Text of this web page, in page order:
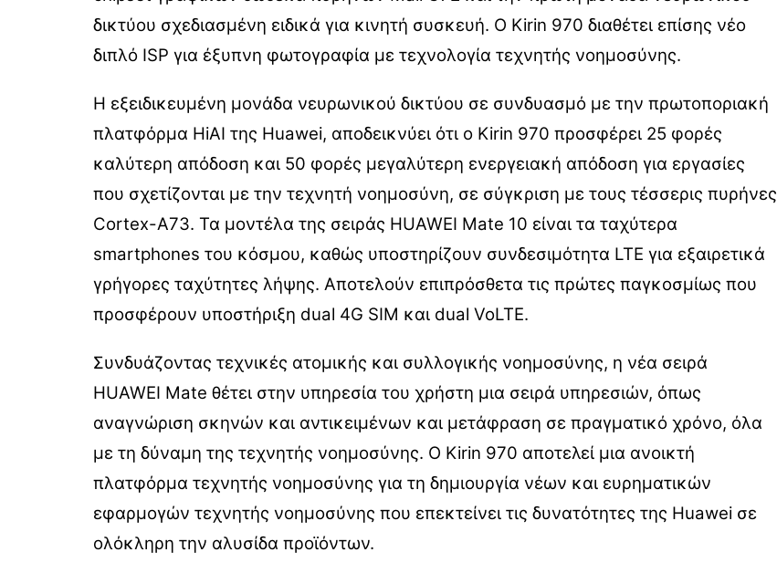
δικτύου σχεδιασμένη ειδικά για κινητή συσκευή. Ο Kirin 970 διαθέτει επίσης νέο
διπλό ISP για έξυπνη φωτογραφία με τεχνολογία τεχνητής νοημοσύνης.
Η εξειδικευμένη μονάδα νευρωνικού δικτύου σε συνδυασμό με την πρωτοποριακή
πλατφόρμα HiAI της Huawei, αποδεικνύει ότι ο Kirin 970 προσφέρει 25 φορές
καλύτερη απόδοση και 50 φορές μεγαλύτερη ενεργειακή απόδοση για εργασίες
που σχετίζονται με την τεχνητή νοημοσύνη, σε σύγκριση με τους τέσσερις πυρήνες
Cortex-A73. Τα μοντέλα της σειράς HUAWEI Mate 10 είναι τα ταχύτερα
smartphones του κόσμου, καθώς υποστηρίζουν συνδεσιμότητα LTE για εξαιρετικά
γρήγορες ταχύτητες λήψης. Αποτελούν επιπρόσθετα τις πρώτες παγκοσμίως που
προσφέρουν υποστήριξη dual 4G SIM και dual VoLTE.
Συνδυάζοντας τεχνικές ατομικής και συλλογικής νοημοσύνης, η νέα σειρά
HUAWEI Mate θέτει στην υπηρεσία του χρήστη μια σειρά υπηρεσιών, όπως
αναγνώριση σκηνών και αντικειμένων και μετάφραση σε πραγματικό χρόνο, όλα
με τη δύναμη της τεχνητής νοημοσύνης. Ο Kirin 970 αποτελεί μια ανοικτή
πλατφόρμα τεχνητής νοημοσύνης για τη δημιουργία νέων και ευρηματικών
εφαρμογών τεχνητής νοημοσύνης που επεκτείνει τις δυνατότητες της Huawei σε
ολόκληρη την αλυσίδα προϊόντων.